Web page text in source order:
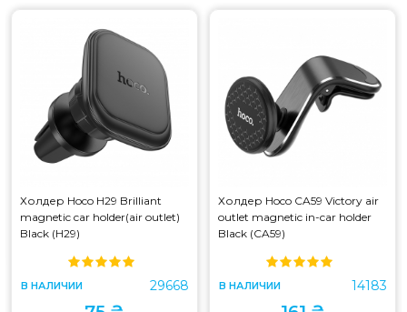
Холдер Hoco H29 Brilliant
magnetic car holder(air outlet)
Black (H29)
В НАЛИЧИИ 29668
Холдер Hoco CA59 Victory air
outlet magnetic in-car holder
Black (CA59)
В НАЛИЧИИ 14183